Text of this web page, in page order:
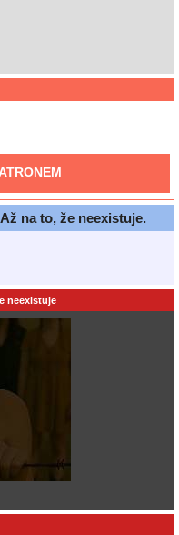
na to, že neexistuje.
neexistuje